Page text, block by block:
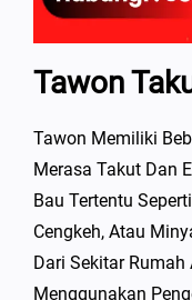
Tawon
Tawon Memiliki
Merasa Takut Dan
Bau Tertentu
Cengkeh, Atau
Dari Sekitar
Menggunakan